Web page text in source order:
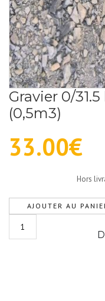
Gravier 0/
(0,5m3)
33.00€
Hors
AJOUTER AU